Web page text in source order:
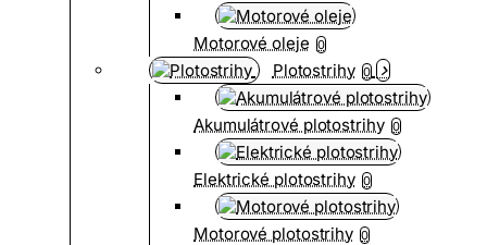
Motorové oleje 0
Plotostrihy 0
Akumulátrové plotostrihy 0
Elektrické plotostrihy 0
Motorové plotostrihy 0